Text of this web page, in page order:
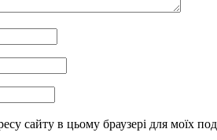
сайту в цьому браузері для моїх